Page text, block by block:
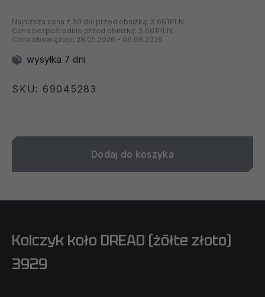
Najniższa cena z 30 dni przed obniżką: 3 661PLN
Cena bezpośrednio przed obniżką: 3 661PLN
Cena obowiązuje: 28.05.2026 - 06.08.2026
wysyłka 7 dni
SKU: 69045283
Dodaj do koszyka
Kolczyk koło DREAD (żółte złoto)
3929